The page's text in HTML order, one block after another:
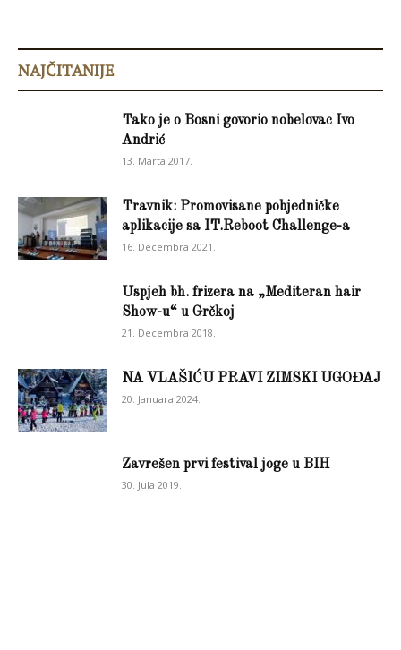
NAJČITANIJE
Tako je o Bosni govorio nobelovac Ivo
Andrić
13. Marta 2017.
Travnik: Promovisane pobjedničke
aplikacije sa IT.Reboot Challenge-a
16. Decembra 2021.
Uspjeh bh. frizera na „Mediteran hair
Show-u“ u Grčkoj
21. Decembra 2018.
NA VLAŠIĆU PRAVI ZIMSKI UGOĐAJ
20. Januara 2024.
Zavrešen prvi festival joge u BIH
30. Jula 2019.